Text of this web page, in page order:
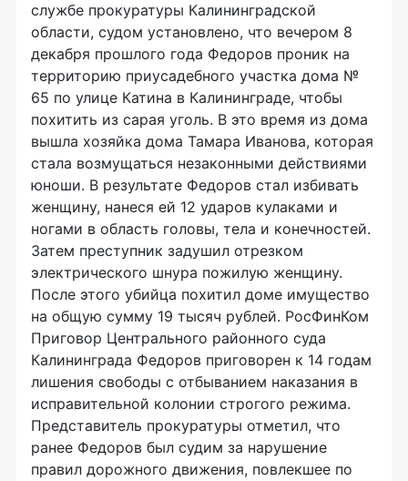
службе прокуратуры Калининградской
области, судом установлено, что вечером 8
декабря прошлого года Федоров проник на
территорию приусадебного участка дома №
65 по улице Катина в Калининграде, чтобы
похитить из сарая уголь. В это время из дома
вышла хозяйка дома Тамара Иванова, которая
стала возмущаться незаконными действиями
юноши. В результате Федоров стал избивать
женщину, нанеся ей 12 ударов кулаками и
ногами в область головы, тела и конечностей.
Затем преступник задушил отрезком
электрического шнура пожилую женщину.
После этого убийца похитил доме имущество
на общую сумму 19 тысяч рублей. РосФинКом
Приговор Центрального районного суда
Калининграда Федоров приговорен к 14 годам
лишения свободы с отбыванием наказания в
исправительной колонии строгого режима.
Представитель прокуратуры отметил, что
ранее Федоров был судим за нарушение
правил дорожного движения, повлекшее по